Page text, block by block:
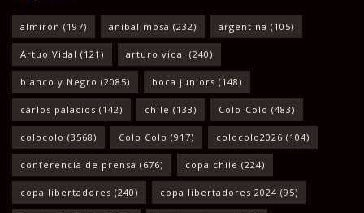
almiron (197) anibal mosa (232) argentina (105)
Artuo Vidal (121) arturo vidal (240)
blanco y Negro (2085) boca juniors (148)
carlos palacios (142) chile (133) Colo-Colo (483)
colocolo (3568) Colo Colo (917) colocolo2026 (104)
conferencia de prensa (676) copa chile (224)
copa libertadores (240) copa libertadores 2024 (95)